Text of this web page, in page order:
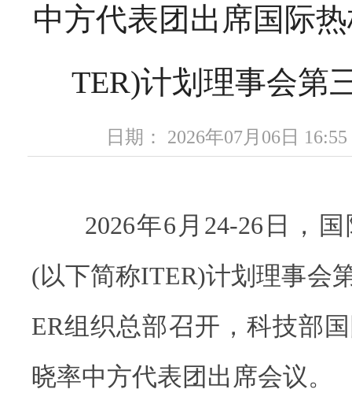
中方代表团出席国际
TER)计划理事会第
日期： 2026年07月06日
2026年6月24-26日，国
(以下简称ITER)计划理事会
ER组织总部召开，科技部
晓率中方代表团出席会议。